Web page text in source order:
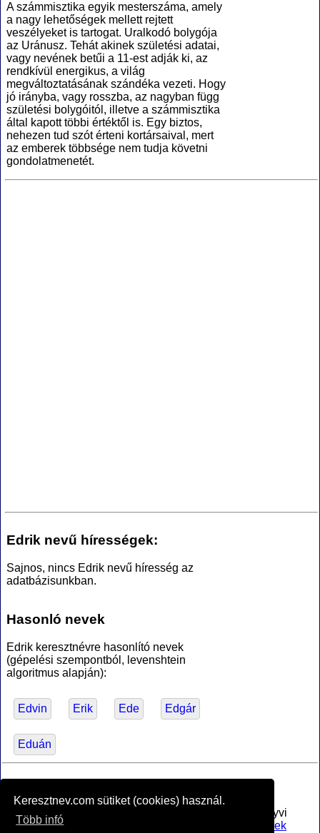
Keresztnev.com sütiket (cookies) használ.
Több infó
A számmisztika egyik mesterszáma, amely
a nagy lehetőségek mellett rejtett
veszélyeket is tartogat. Uralkodó bolygója
az Uránusz. Tehát akinek születési adatai,
vagy nevének betűi a 11-est adják ki, az
rendkívül energikus, a világ
megváltoztatásának szándéka vezeti. Hogy
jó irányba, vagy rosszba, az nagyban függ
születési bolygóitól, illetve a számmisztika
által kapott többi értéktől is. Egy biztos,
nehezen tud szót érteni kortársaival, mert
az emberek többsége nem tudja követni
gondolatmenetét.
Edrik nevű hírességek:
Sajnos, nincs Edrik nevű híresség az
adatbázisunkban.
Hasonló nevek
Edrik keresztnévre hasonlító nevek
(gépelési szempontból, levenshtein
algoritmus alapján):
Edvin Erik Ede Edgár
Eduán
Az MTA Nyelvtudományi Intézete által anyakönyvi
bejegyzésre alkalmasnak minősített
férfi utónevek